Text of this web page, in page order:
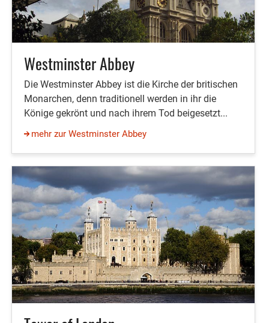
Westminster Abbey
Die Westminster Abbey ist die Kirche der britischen
Monarchen, denn traditionell werden in ihr die
Könige gekrönt und nach ihrem Tod beigesetzt...
mehr zur Westminster Abbey